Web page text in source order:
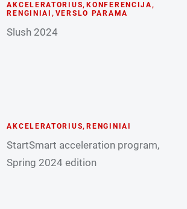
AKCELERATORIUS, KONFERENCIJA,
RENGINIAI , VERSLO PARAMA
Slush 2024
AKCELERATORIUS, RENGINIAI
StartSmart acceleration program,
Spring 2024 edition